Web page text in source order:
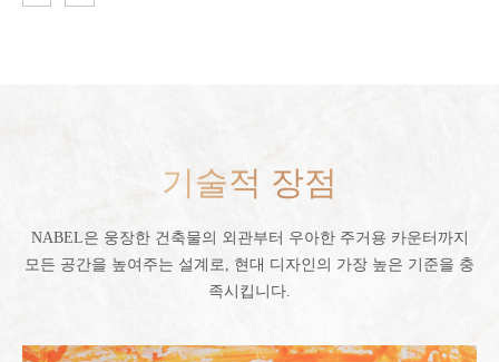
기술적 장점
NABEL은 웅장한 건축물의 외관부터 우아한 주거용 카운터까지
모든 공간을 높여주는 설계로, 현대 디자인의 가장 높은 기준을 충
족시킵니다.